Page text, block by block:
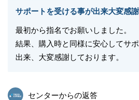
サポートを受ける事が出来大変感
最初から指名でお願いしました。
結果、購入時と同様に安心してサ
出来、大変感謝しております。
東急リバブル
センターからの返答